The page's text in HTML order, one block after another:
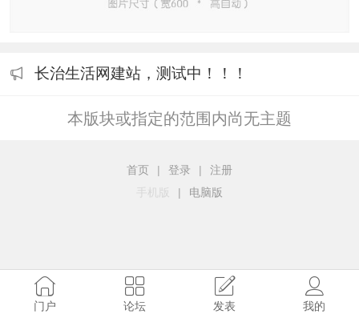
长治生活网建站，测试中！！！
本版块或指定的范围内尚无主题
首页 | 登录 |
注册
手机版
| 电脑版
门户 论坛 发表 我的